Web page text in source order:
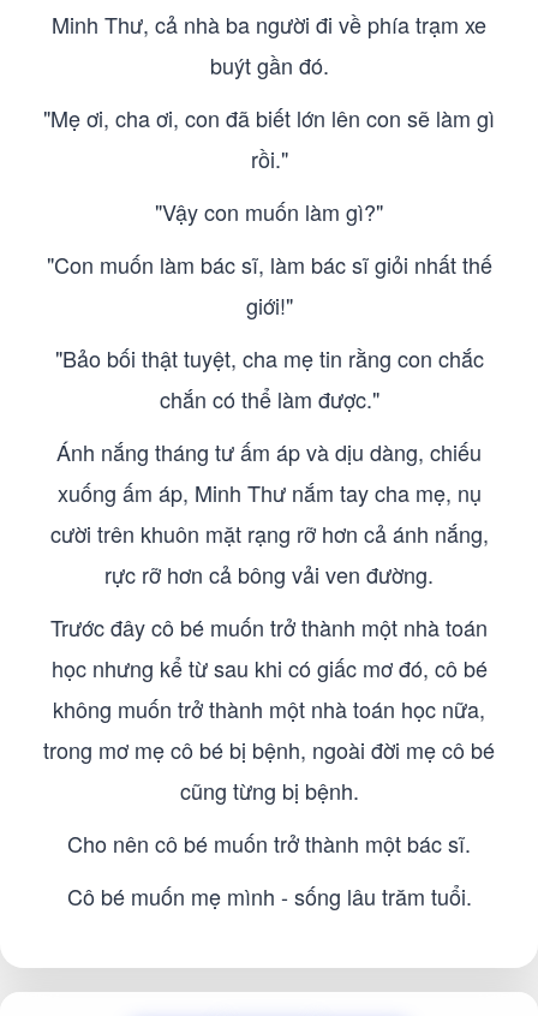
Minh Thư, cả nhà ba người đi về phía trạm xe
buýt gần đó.
"Mẹ ơi, cha ơi, con đã biết lớn lên con sẽ làm gì
rồi."
"Vậy con muốn làm gì?"
"Con muốn làm bác sĩ, làm bác sĩ giỏi nhất thế
giới!"
"Bảo bối thật tuyệt, cha mẹ tin rằng con chắc
chắn có thể làm được."
Ánh nắng tháng tư ấm áp và dịu dàng, chiếu
xuống ấm áp, Minh Thư nắm tay cha mẹ, nụ
cười trên khuôn mặt rạng rỡ hơn cả ánh nắng,
rực rỡ hơn cả bông vải ven đường.
Trước đây cô bé muốn trở thành một nhà toán
học nhưng kể từ sau khi có giấc mơ đó, cô bé
không muốn trở thành một nhà toán học nữa,
trong mơ mẹ cô bé bị bệnh, ngoài đời mẹ cô bé
cũng từng bị bệnh.
Cho nên cô bé muốn trở thành một bác sĩ.
Cô bé muốn mẹ mình - sống lâu trăm tuổi.